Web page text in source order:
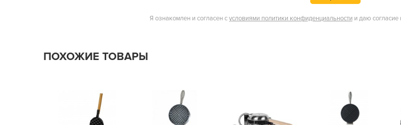
Я ознакомлен и согласен сусловиями политики конфиденциальности и даю
ПОХОЖИЕ ТОВАРЫ